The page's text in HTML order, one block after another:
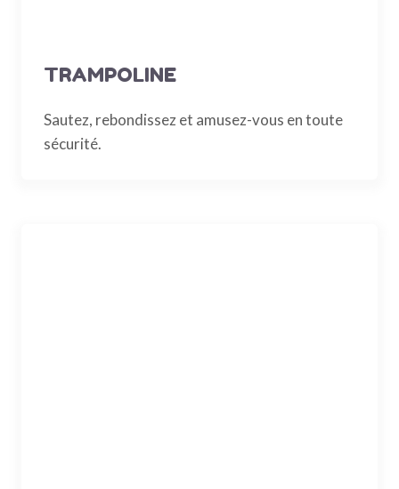
TRAMPOLINE
Sautez, rebondissez et amusez-vous en toute
sécurité.